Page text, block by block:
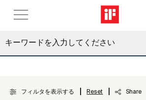
フィルタを表示する Reset Share